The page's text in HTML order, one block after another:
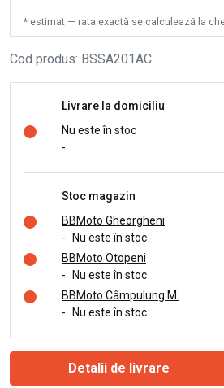
* estimat — rata exactă se calculează la
Cod produs: BSSA201AC
Livrare la domiciliu
Nu este în stoc
-
Stoc magazin
BBMoto Gheorgheni
-
Nu este în stoc
BBMoto Otopeni
-
Nu este în stoc
BBMoto Câmpulung M.
-
Nu este în stoc
Detalii de livrare